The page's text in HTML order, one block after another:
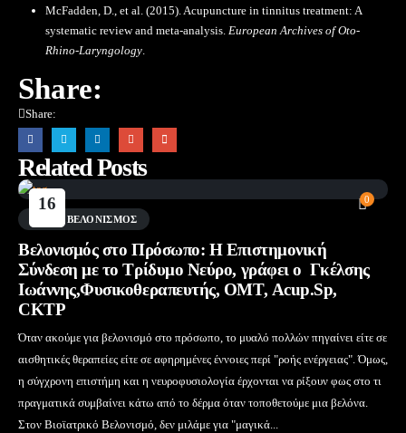
McFadden, D., et al. (2015). Acupuncture in tinnitus treatment: A
systematic review and meta-analysis. European Archives of Oto-
Rhino-Laryngology.
Share:
Share:
Related Posts
16
0
ΒΕΛΟΝΙΣΜΌΣ
Βελονισμός στο Πρόσωπο: Η Επιστημονική
Σύνδεση με το Τρίδυμο Νεύρο, γράφει ο Γκέλσης
Ιωάννης,Φυσικοθεραπευτής, ΟΜΤ, Acup.Sp,
CKTP
Όταν ακούμε για βελονισμό στο πρόσωπο, το μυαλό πολλών πηγαίνει είτε σε
αισθητικές θεραπείες είτε σε αφηρημένες έννοιες περί "ροής ενέργειας". Όμως,
η σύγχρονη επιστήμη και η νευροφυσιολογία έρχονται να ρίξουν φως στο τι
πραγματικά συμβαίνει κάτω από το δέρμα όταν τοποθετούμε μια βελόνα.
Στον Βιοϊατρικό Βελονισμό, δεν μιλάμε για "μαγικά...